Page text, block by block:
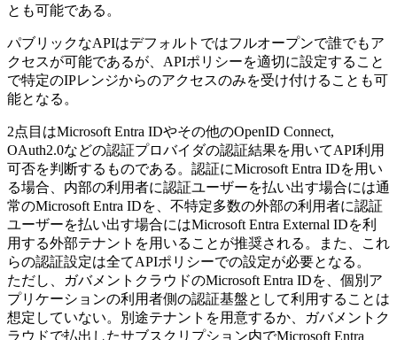
とも可能である。
パブリックなAPIはデフォルトではフルオープンで誰でもア
クセスが可能であるが、APIポリシーを適切に設定すること
で特定のIPレンジからのアクセスのみを受け付けることも可
能となる。
2点目はMicrosoft Entra IDやその他のOpenID Connect,
OAuth2.0などの認証プロバイダの認証結果を用いてAPI利用
可否を判断するものである。認証にMicrosoft Entra IDを用い
る場合、内部の利用者に認証ユーザーを払い出す場合には通
常のMicrosoft Entra IDを、不特定多数の外部の利用者に認証
ユーザーを払い出す場合にはMicrosoft Entra External IDを利
用する外部テナントを用いることが推奨される。また、これ
らの認証設定は全てAPIポリシーでの設定が必要となる。
ただし、ガバメントクラウドのMicrosoft Entra IDを、個別ア
プリケーションの利用者側の認証基盤として利用することは
想定していない。別途テナントを用意するか、ガバメントク
ラウドで払出したサブスクリプション内でMicrosoft Entra